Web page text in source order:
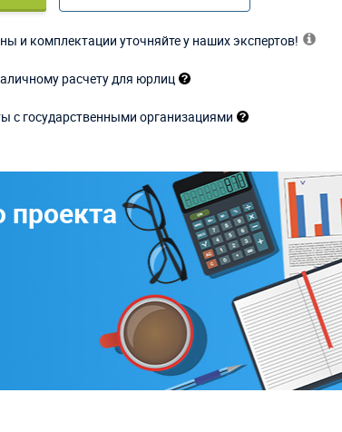
и комплектации уточняйте у наших экспертов!
расчету для юрлиц
с государственными организациями
проекта